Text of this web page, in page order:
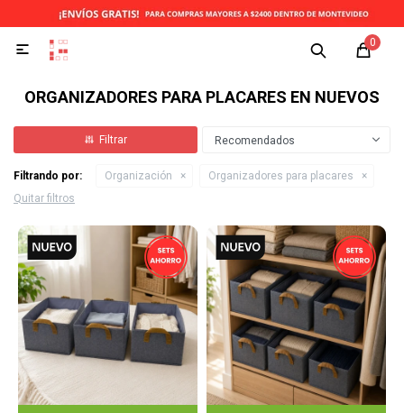
0

ORGANIZADORES PARA PLACARES EN NUEVOS
Recomendados
Filtrando por: Organización
Organizadores para placares
Quitar filtros